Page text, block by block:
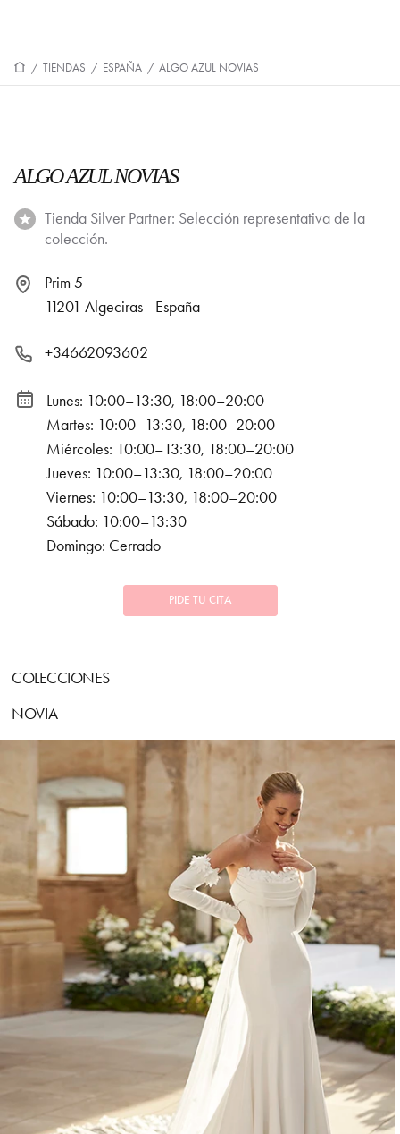
/ TIENDAS / ESPAÑA / ALGO AZUL NOVIAS
ALGO AZUL NOVIAS
Tienda Silver Partner: Selección representativa de la
colección.
Prim 5
11201 Algeciras - España
+34662093602
Lunes: 10:00–13:30, 18:00–20:00
Martes: 10:00–13:30, 18:00–20:00
Miércoles: 10:00–13:30, 18:00–20:00
Jueves: 10:00–13:30, 18:00–20:00
Viernes: 10:00–13:30, 18:00–20:00
Sábado: 10:00–13:30
Domingo: Cerrado
PIDE TU CITA
COLECCIONES
NOVIA